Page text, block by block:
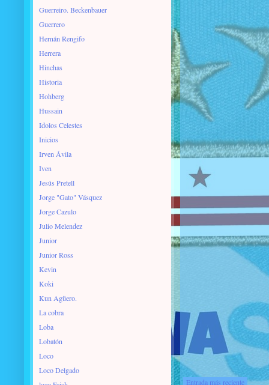
Entrada más reciente
Guerreiro. Beckenbauer
Guerrero
Hernán Rengifo
Herrera
Hinchas
Historia
Hohberg
Hussain
Idolos Celestes
Inicios
Irven Ávila
Iven
Jesús Pretell
Jorge "Gato" Vásquez
Jorge Cazulo
Julio Melendez
Junior
Junior Ross
Kevin
Koki
Kun Agüero.
La cobra
Loba
Lobatón
Loco
Loco Delgado